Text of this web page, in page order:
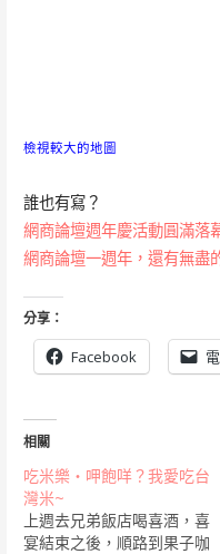
檢視較大的地圖
誰也有寫？
網商論壇週年慶活動圓滿落
網商論壇一週年，還有無盡
分享：
Facebook
相關
吃米樂‧呷飽咩？我愛吃台
灣米~
上週去兄弟飯店喝喜酒，喜
宴結束之後，順路到果子咖